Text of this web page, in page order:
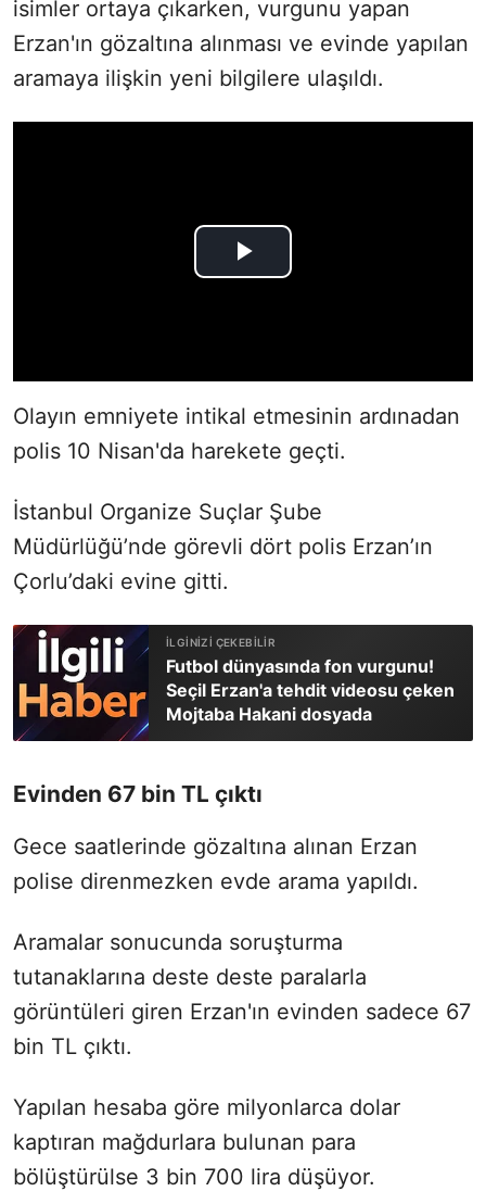
isimler ortaya çıkarken, vurgunu yapan
Erzan'ın gözaltına alınması ve evinde yapılan
aramaya ilişkin yeni bilgilere ulaşıldı.
Olayın emniyete intikal etmesinin ardınadan
polis 10 Nisan'da harekete geçti.
İstanbul Organize Suçlar Şube
Müdürlüğü’nde görevli dört polis Erzan’ın
Çorlu’daki evine gitti.
Futbol dünyasında fon vurgunu!
Seçil Erzan'a tehdit videosu çeken
Mojtaba Hakani dosyada
Evinden 67 bin TL çıktı
Gece saatlerinde gözaltına alınan Erzan
polise direnmezken evde arama yapıldı.
Aramalar sonucunda soruşturma
tutanaklarına deste deste paralarla
görüntüleri giren Erzan'ın evinden sadece 67
bin TL çıktı.
Yapılan hesaba göre milyonlarca dolar
kaptıran mağdurlara bulunan para
bölüştürülse 3 bin 700 lira düşüyor.